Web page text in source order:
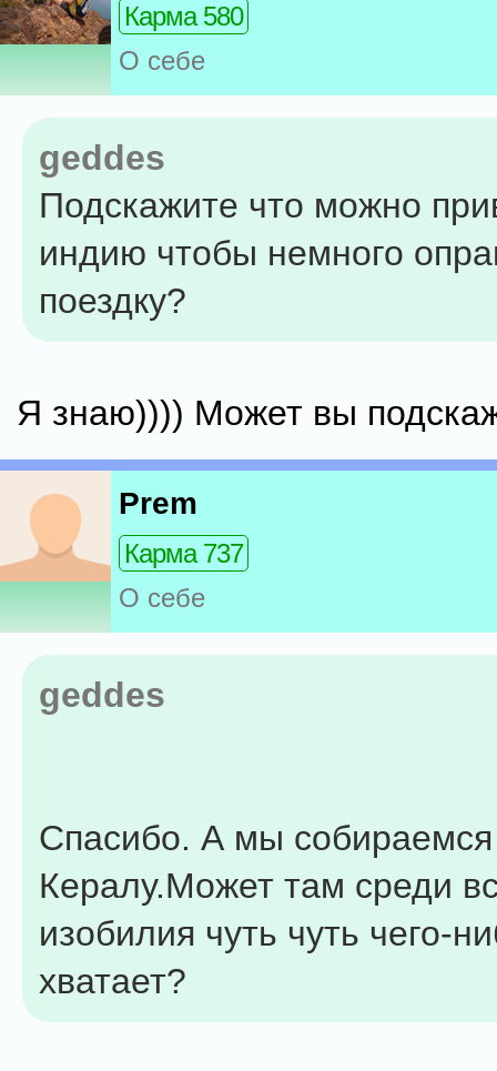
Карма 580
О себе
geddes
Подскажите что можно
индию чтобы немного
поездку?
Я знаю)))) Может вы
Prem
Карма 737
О себе
geddes
Спасибо. А мы
Кералу.Может там среди
изобилия чуть чуть чего-
хватает?